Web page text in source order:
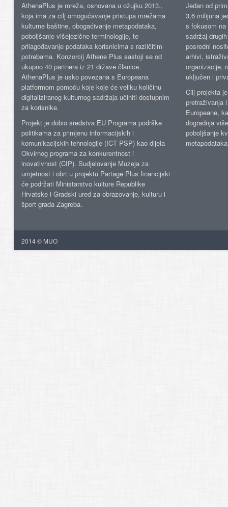
AthenaPlus je mreža, osnovana u ožujku 2013.,
koja ima za cilj omogućavanje pristupa mrežama
kulturne baštine, obogaćivanje metapodataka,
poboljšanje višejezične terminologije, te
prilagođavanje podataka korisnicima s različitim
potrebama. Konzorcij Athene Plus sastoji se od
ukupno 40 partnera iz 21 države članice.
AthenaPlus je usko povezana s Europeana
platformom pomoću koje koje će veliku količinu
digitaliziranog kulturnog sadržaja učiniti dostupnim
za korisnike.
Projekt je dobio sredstva EU Programa podrške
politikama za primjenu informacijskih i
komunikacijskih tehnologije (ICT PSP) kao dijela
Okvirnog programa za konkurentnost i
inovativnost (CIP). Sudjelovanje Muzeja za
umjetnost i obrt u projektu Partage Plus financijski
će podržati Ministarstvo kulture Republike
Hrvatske i Gradski ured za obrazovanje, kulturu i
šport grada Zagreba.
Jedan od
3,6 milijuna
s fokusom
sadržaj
posredni
arhivi,
organizacije,
uključen i
Cilj projekta
pretraživanja
Europeane,
dogradnja
poboljšanje
2014 © MUO